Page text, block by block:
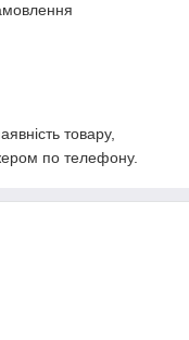
товару,
по телефону.